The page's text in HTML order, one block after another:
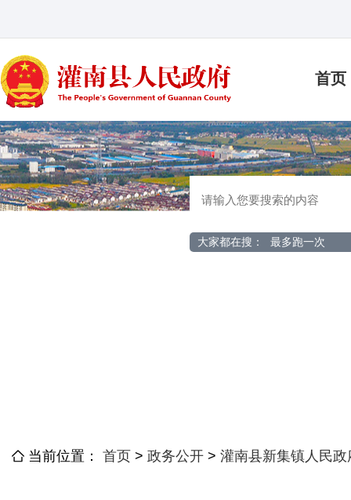
首页
大家都在搜： 最多跑一次
当前位置： 首页 > 政务公开 > 灌南县新集镇人民政